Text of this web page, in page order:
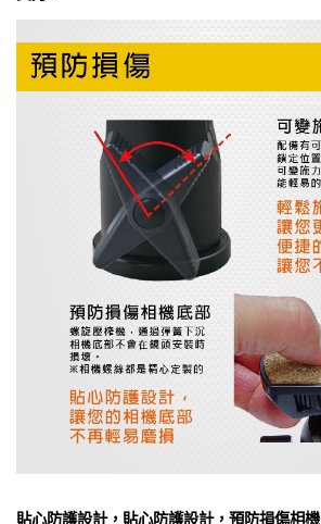
貼心防護設計，貼心防護設計，預防損傷相